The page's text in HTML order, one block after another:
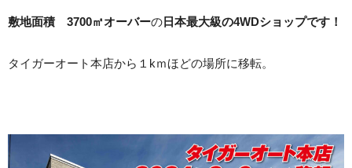
敷地面積 3700㎡オーバーの 日本最大級の4WDショップです！
タイガーオート本店から１kｍほどの場所に移転。